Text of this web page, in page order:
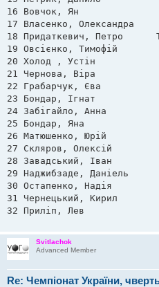
16 Вовчок, Ян
17 Власенко,
18 Придаткевич, Петро
19 Овсієнко, Тимофій
20 Холод , Устін
21 Чернова, Віра
22 Грабарчук, Єва
23 Бондар, Ігнат
24 Забігайло, Анна
25 Бондар, Яна
26 Матюшенко, Юрій
27 Скляров, Олексій
28 Завадський, Іван
29 Наджибзаде, Даніель
30 Остапенко, Надія
31 Чернецький, Кирил
Svitlachok
Advanced Member
Re: Чемпіонат України,